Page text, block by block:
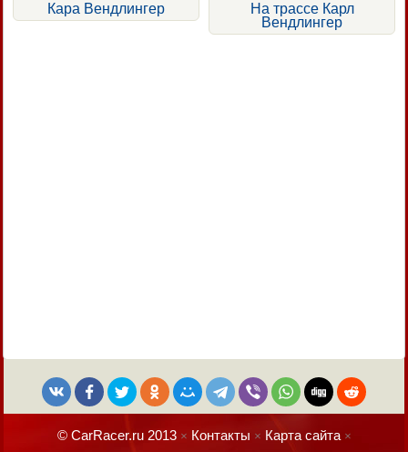
Кара Вендлингер
На трассе Карл
Вендлингер
© CarRacer.ru 2013× Контакты × Карта сайта×